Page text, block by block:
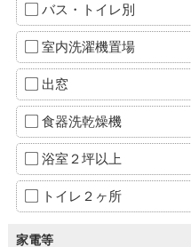
バス・トイレ別
室内洗濯機置場
出窓
食器洗乾燥機
浴室２坪以上
トイレ２ヶ所
家電等